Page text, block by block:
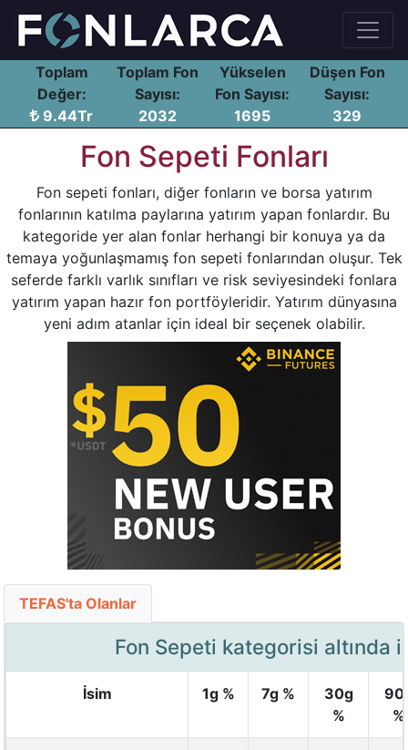
Toplam
Değer:
9.44Tr
Toplam Fon
Sayısı:
2032
Yükselen
Fon Sayısı:
1695
Düşen Fon
Sayısı:
329
Fon Sepeti Fonları
Fon sepeti fonları, diğer fonların ve borsa yatırım
fonlarının katılma paylarına yatırım yapan fonlardır. Bu
kategoride yer alan fonlar herhangi bir konuya ya da
temaya yoğunlaşmamış fon sepeti fonlarından oluşur. Tek
seferde farklı varlık sınıfları ve risk seviyesindeki fonlara
yatırım yapan hazır fon portföyleridir. Yatırım dünyasına
yeni adım atanlar için ideal bir seçenek olabilir.
TEFAS'ta Olanlar
Fon Sepeti kategorisi altında
İsim 1g % 7g %
30g
%
%